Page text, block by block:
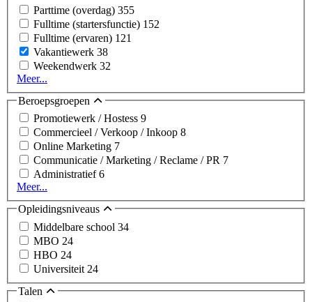
Parttime (overdag) 355
Fulltime (startersfunctie) 152
Fulltime (ervaren) 121
Vakantiewerk 38
Weekendwerk 32
Meer...
Beroepsgroepen
Promotiewerk / Hostess 9
Commercieel / Verkoop / Inkoop 8
Online Marketing 7
Communicatie / Marketing / Reclame / PR 7
Administratief6
Meer...
Opleidingsniveaus
Middelbare school 34
MBO 24
HBO 24
Universiteit 24
Talen